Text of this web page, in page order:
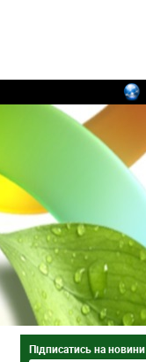
Підписатись на новини